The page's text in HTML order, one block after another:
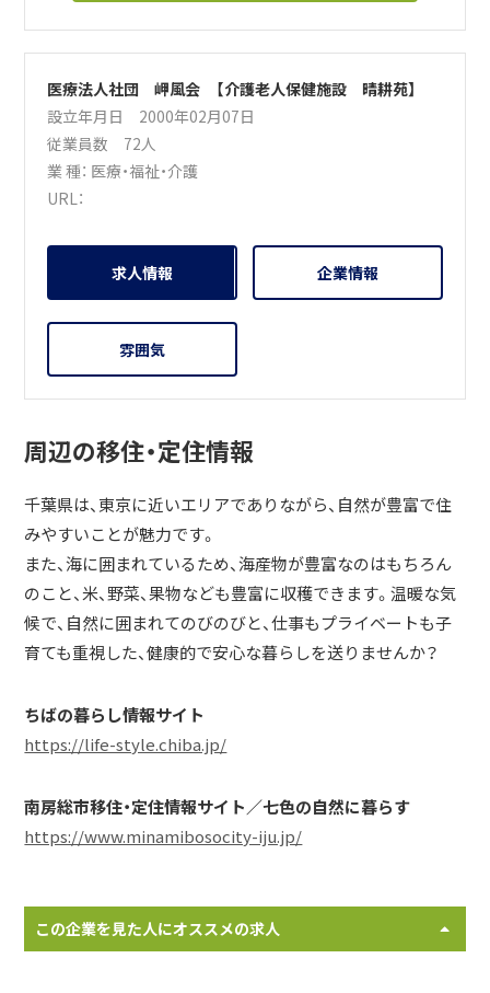
医療法人社団 岬風会 【介護老人保健施設 晴耕苑】
設立年月日 2000年02月07日
従業員数 72人
業 種： 医療・福祉・介護
URL：
求人情報 企業情報
雰囲気
周辺の移住・定住情報
千葉県は、東京に近いエリアでありながら、自然が豊富で住
みやすいことが魅力です。
また、海に囲まれているため、海産物が豊富なのはもちろん
のこと、米、野菜、果物なども豊富に収穫できます。温暖な気
候で、自然に囲まれてのびのびと、仕事もプライベートも子
育ても重視した、健康的で安心な暮らしを送りませんか？
ちばの暮らし情報サイト
https://life-style.chiba.jp/
南房総市移住・定住情報サイト／七色の自然に暮らす
https://www.minamibosocity-iju.jp/
この企業を見た人にオススメの求人